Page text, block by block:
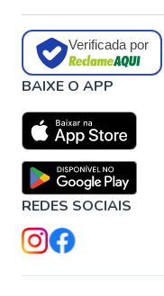
Verificada por
BAIXE O APP
REDES SOCIAIS